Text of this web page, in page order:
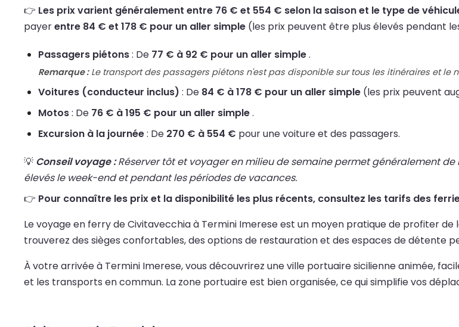
👉 Les prix varient généralement entre 76 € et 554 € selon la saison et le type de
payerentre 84 € et 178 € pour un aller simple (les prix peuvent être plus élevés pendant
Passagers piétons: De 77 € à 92 € pour un aller simple.
Remarque :Le transport des passagers piétons n'est pas disponible sur tous les itinéraires et le
Voitures (conducteur inclus) : De 84 € à 178 € pour un aller simple (les prix peuvent
Motos: De 76 € à 195 € pour un aller simple.
Excursion à la journée: De 270 € à 554 € pour une voiture et des passagers.
💡 Conseil voyage :Réserver tôt et voyager en milieu de semaine permet généralement
élevés le week-end et pendant les périodes de vacances.
👉 Pour connaître les prix et la disponibilité les plus récents, consultez les tarifs des
Le voyage en ferry de Civitavecchia à Termini Imerese est un moyen pratique de profiter
trouverez des sièges confortables, des options de restauration et des espaces de détente
À votre arrivée à Termini Imerese, vous découvrirez une ville portuaire sicilienne animée,
et les transports en commun. La zone portuaire est bien organisée, ce qui simplifie vos